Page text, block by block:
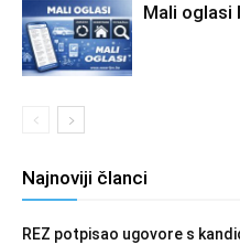
Mali oglasi
Najnoviji članci
REZ potpisao ugovore s